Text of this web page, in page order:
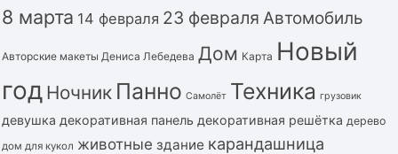
8 марта 14 февраля 23 февраля Автомобиль
Авторские макеты Дениса Лебедева Дом Карта Новый
год Ночник Панно Самолёт Техника грузовик
девушка декоративная панель декоративная решётка дерево
дом для кукол животные здание карандашница